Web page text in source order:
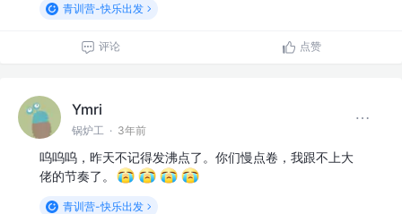
青训营-快乐出发
评论 点赞
Ymri
锅炉工 · 3年前
呜呜呜，昨天不记得发沸点了。你们慢点卷，我跟不上大
佬的节奏了。
青训营-快乐出发